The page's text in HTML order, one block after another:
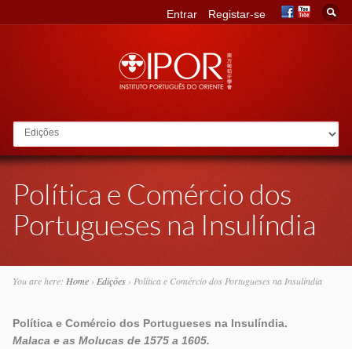
Go to:
Entrar Registar-se
Política e Comércio dos
Portugueses na Insulíndia
You are here: Home› Edições› Política e Comércio dos Portugueses na Insulíndia
Política e Comércio dos Portugueses na Insulíndia.
Malaca e as Molucas de 1575 a 1605.